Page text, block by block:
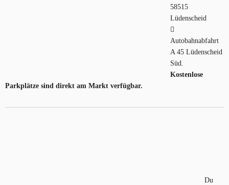
58515
Lüdenscheid
Autobahnabfahrt
A 45 Lüdenscheid
Süd.
Kostenlose
Parkplätze sind direkt am Markt verfügbar.
Du